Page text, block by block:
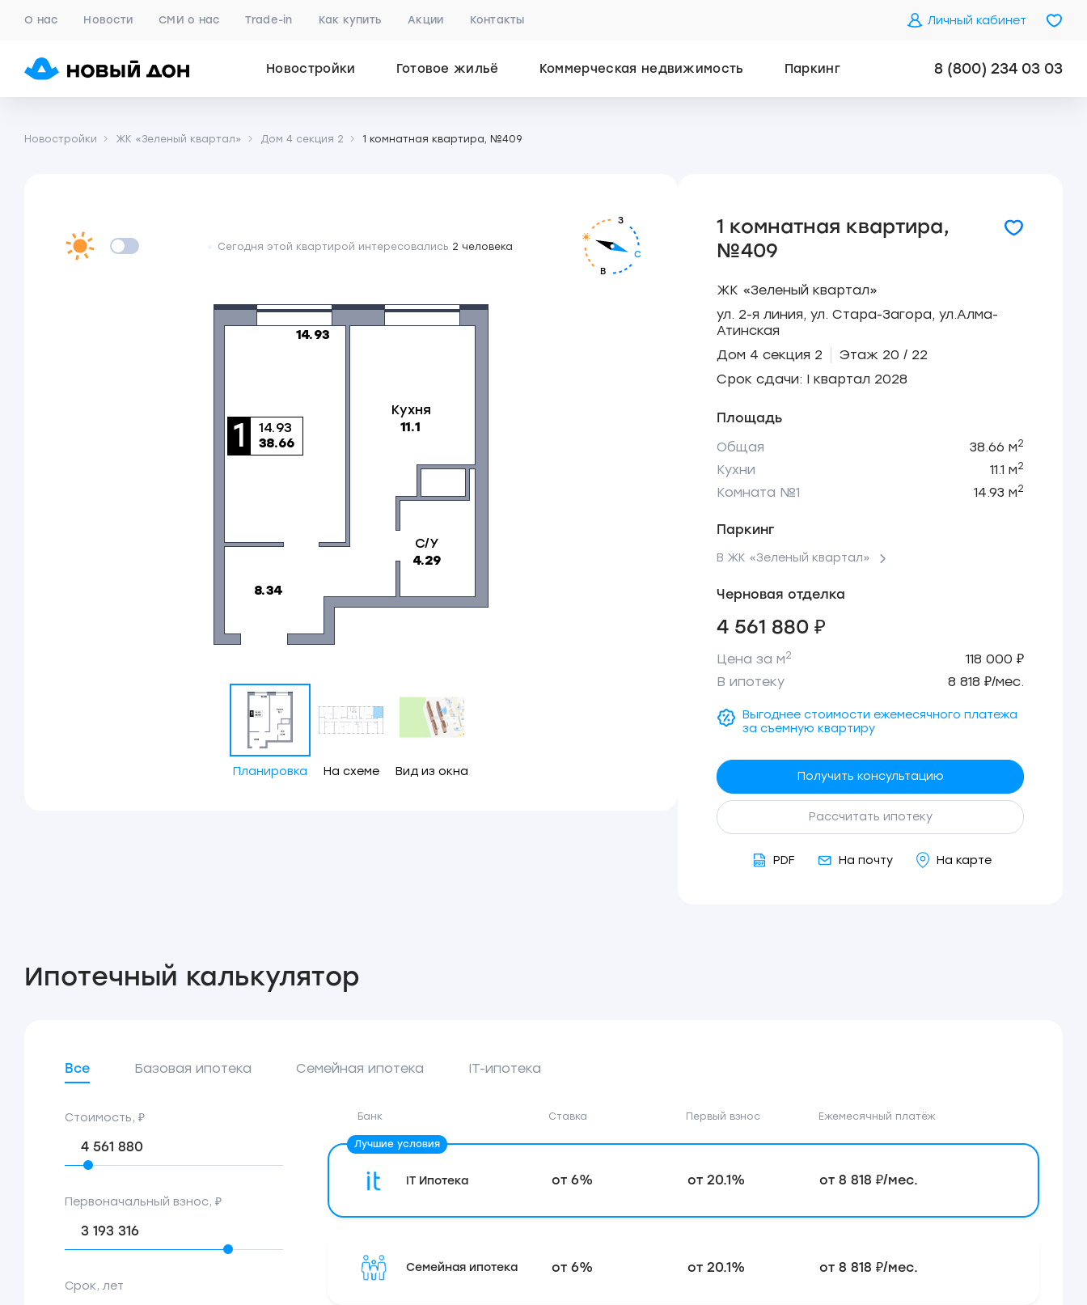
О нас Новости СМИ о нас Trade-in Как купить Акции Контакты Личный кабинет
Новостройки Готовое жильё Коммерческая недвижимость Паркинг 8 (800) 234 03 03
Новостройки ЖК «Зеленый квартал» Дом 4 секция 2 1 комнатная квартира, №409
Сегодня этой квартирой интересовались 2 человека
С
В
З
Планировка На схеме Вид из окна
1 комнатная квартира,
№409
ЖК «Зеленый квартал»
ул. 2-я линия, ул. Стара-Загора, ул.Алма-
Атинская
Дом 4 секция 2
Этаж 20 / 22
Срок сдачи: I квартал 2028
Площадь
Общая
38.66 м2
Кухни 11.1 м2
Комната №1 14.93 м2
Паркинг
В ЖК «Зеленый квартал»
Черновая отделка
4 561 880 ₽
Цена за м2
118 000 ₽
В ипотеку
8 818 ₽/мес.
Выгоднее стоимости ежемесячного платежа
за съемную квартиру
Получить консультацию
Рассчитать ипотеку
PDF На почту На карте
Ипотечный калькулятор
Все Базовая ипотека Семейная ипотека IT-ипотека
Стоимость, ₽
Первоначальный взнос, ₽
Срок, лет
Банк Ставка Первый взнос Ежемесячный платёж
IT Ипотека от 6% от 20.1% от 8 818 ₽/мес.
Семейная ипотека от 6% от 20.1% от 8 818 ₽/мес.